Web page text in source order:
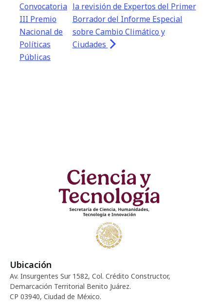
Convocatoria
III Premio
Nacional de
Políticas
Públicas
la revisión de Expertos del Primer
Borrador del Informe Especial
sobre Cambio Climático y
Ciudades
Ubicación
Av. Insurgentes Sur 1582, Col. Crédito Constructor,
Demarcación Territorial Benito Juárez.
CP 03940, Ciudad de México.